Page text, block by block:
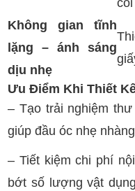
cối
Không gian tĩnh
lặng – ánh sáng
dịu nhẹ
Ưu Điểm Khi Thiết
– Tạo trải nghiệm
giúp đầu óc nhẹ
– Tiết kiệm chi phí
bớt số lượng vật